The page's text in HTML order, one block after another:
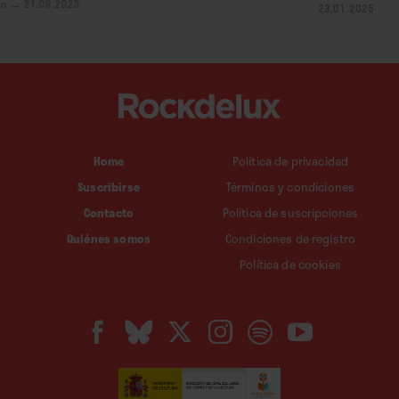
Home
Suscribirse
Contacto
Quiénes somos
Política de privacidad
Términos y condiciones
Política de suscripciones
Condiciones de registro
Política de cookies